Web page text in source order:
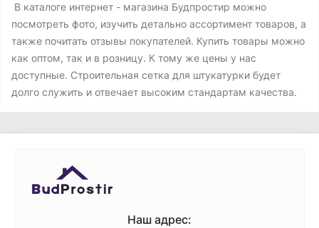
В каталоге интернет - магазина Будпростир можно
посмотреть фото, изучить детально ассортимент товаров, а
также почитать отзывы покупателей. Купить товары можно
как оптом, так и в розницу. К тому же цены у нас
доступные. Строительная сетка для штукатурки будет
долго служить и отвечает высоким стандартам качества.
Наш адрес: